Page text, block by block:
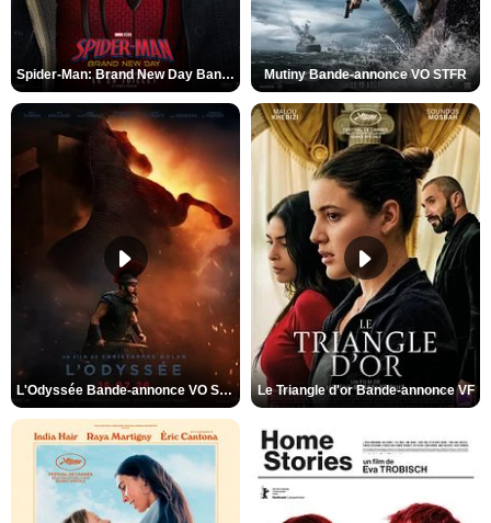
Spider-Man: Brand New Day Bande-annonce VO STFR Mutiny Bande-annonce VO STFR
L'Odyssée Bande-annonce VO STFR Le Triangle d'or Bande-annonce VF